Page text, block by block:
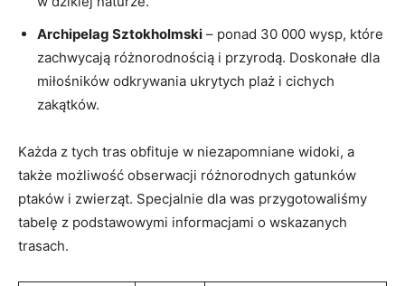
Archipelag Sztokholmski – ponad 30 000 wysp, które
zachwycają różnorodnością i przyrodą. Doskonałe dla
miłośników odkrywania ukrytych plaż i cichych
zakątków.
Każda z tych tras obfituje w niezapomniane widoki, a
także możliwość obserwacji różnorodnych gatunków
ptaków i zwierząt. Specjalnie dla was przygotowaliśmy
tabelę z podstawowymi informacjami o wskazanych
trasach.